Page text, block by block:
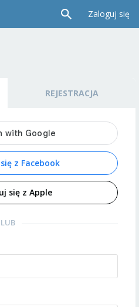
Zaloguj się
REJESTRACJA
z Facebook
się z Apple
LUB